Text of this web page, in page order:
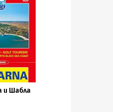
и Шабла